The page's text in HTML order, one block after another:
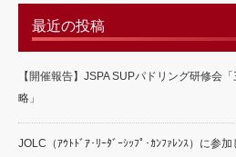
最近の投稿
【開催報告】JSPA SUPパドリング研修会
略」
JOLC（ｱｳﾄﾄﾞｱ･ﾘｰﾀﾞｰｼｯﾌﾟ･ｶﾝﾌｧﾚﾝｽ）に参